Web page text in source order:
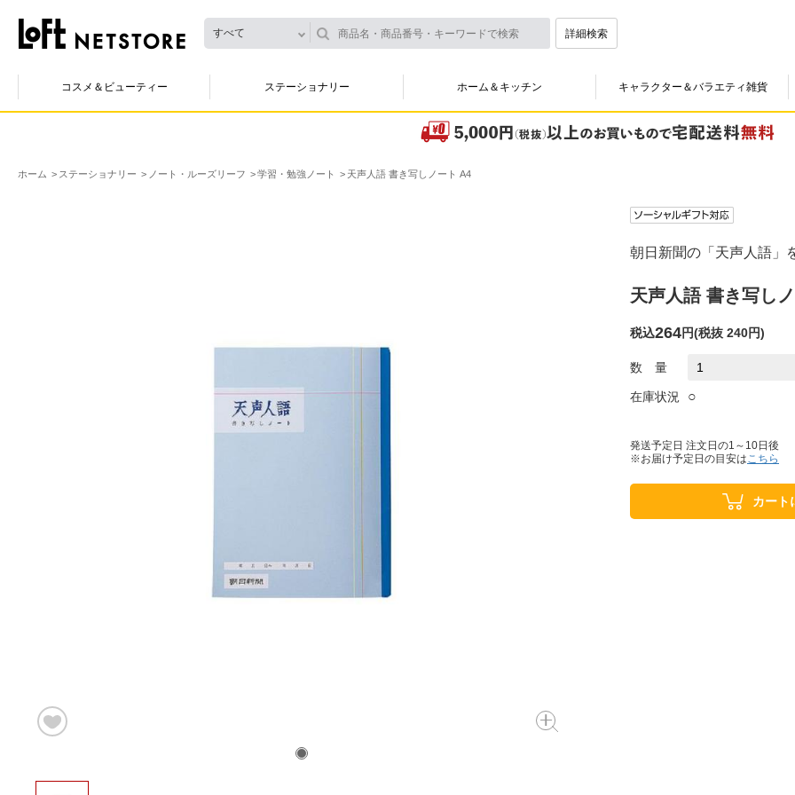
すべて 詳細検索
コスメ＆ビューティー ステーショナリー ホーム＆キッチン キャラクター＆バラエティ雑貨
ホーム ステーショナリー ノート・ルーズリーフ 学習・勉強ノート 天声人語 書き写しノート A4
朝日新聞の「天声人語」
天声人語 書き写し
税込264円(税抜 240円)
数 量
在庫状況 ○
発送予定日 注文日の1～10日後
※お届け予定日の目安はこちら
カート